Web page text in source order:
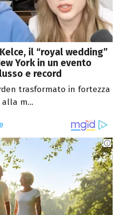
il “royal wedding”
York in un evento
e record
trasformato in fortezza
alla m...